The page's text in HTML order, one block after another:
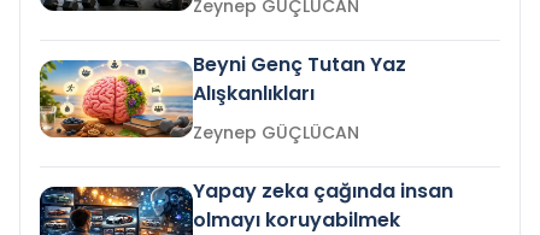
Zeynep GÜÇLÜCAN
Beyni Genç Tutan Yaz
Alışkanlıkları
Zeynep GÜÇLÜCAN
Yapay zeka çağında insan
olmayı koruyabilmek